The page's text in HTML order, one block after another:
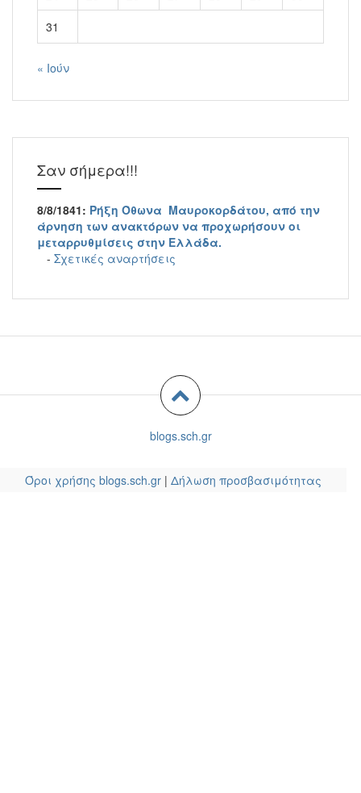
31
« Ιούν
Σαν σήμερα!!!
8/8/1841: Ρήξη Όθωνα  Μαυροκορδάτου, από την
άρνηση των ανακτόρων να προχωρήσουν οι
μεταρρυθμίσεις στην Ελλάδα.
- Σχετικές αναρτήσεις
blogs.sch.gr
Όροι χρήσης blogs.sch.gr |Δήλωση προσβασιμότητας